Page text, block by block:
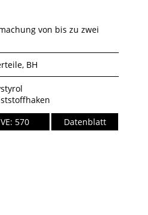
von bis zu zwei
BH
VE: 570 Datenblatt